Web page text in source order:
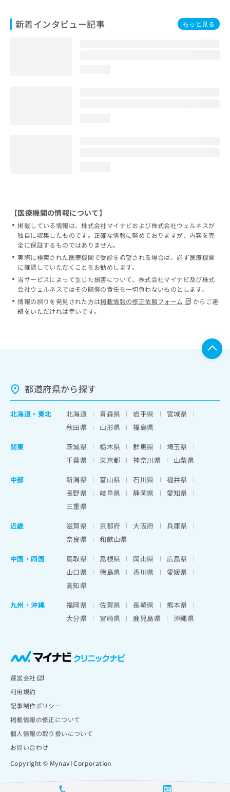
新着インタビュー記事 もっと見る
【医療機関の情報について】
掲載している情報は、株式会社マイナビおよび株式会社ウェルネスが
独自に収集したものです。正確な情報に努めておりますが、内容を完
全に保証するものではありません。
実際に検索された医療機関で受診を希望される場合は、必ず医療機関
に確認していただくことをお勧めします。
当サービスによって生じた損害について、株式会社マイナビ及び株式
会社ウェルネスではその賠償の責任を一切負わないものとします。
情報の誤りを発見された方は掲載情報の修正依頼フォーム
からご連
絡をいただければ幸いです。
都道府県から探す
北海道 ・ 東北 北海道 青森県 岩手県
宮城県
秋田県
山形県
福島県
関東
茨城県 栃木県 群馬県
埼玉県
千葉県
東京都 神奈川県
山梨県
中部
新潟県 富山県 石川県
福井県
長野県
岐阜県 静岡県
愛知県
三重県
近畿
滋賀県 京都府 大阪府
兵庫県
奈良県
和歌山県
中国・四国
鳥取県 島根県 岡山県
広島県
山口県
徳島県 香川県
愛媛県
高知県
九州・沖縄
福岡県 佐賀県 長崎県
熊本県
大分県
宮崎県 鹿児島県 沖縄県
運営会社
利用規約
記事制作ポリシー
掲載情報の修正について
個人情報の取り扱いについて
お問い合わせ
Copyright © Mynavi Corporation